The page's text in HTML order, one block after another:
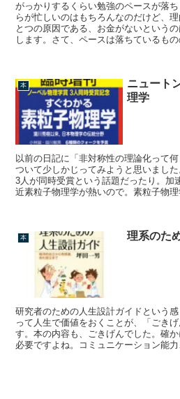
がっかりするくらい勉強のペースが落
らが忙しいのはもちろんなのだけど、
とつの原因である、お金がないという
します。さて、ペースは落ちているも
本
ニュート
理学
以前の日記に「非対称性の理論化って
ついて少しかじってみようと思いまし
3人が同時受賞という話題だったり。加
近素粒子物理学が熱いので。素粒子物
本 理系のた
研究者のための人生設計ガイドという
って人生で価値をおくことが、「ごき
す。本の内容も、ごきげんでした。確
必要ですよね。コミュニケーション能力